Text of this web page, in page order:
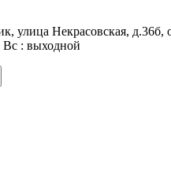
улица Некрасовская, д.36б,
: выходной